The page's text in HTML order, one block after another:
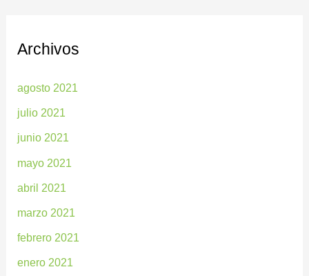
Archivos
agosto 2021
julio 2021
junio 2021
mayo 2021
abril 2021
marzo 2021
febrero 2021
enero 2021